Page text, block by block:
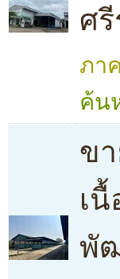
ศ
ภา
ค้น
ข
เ
พั